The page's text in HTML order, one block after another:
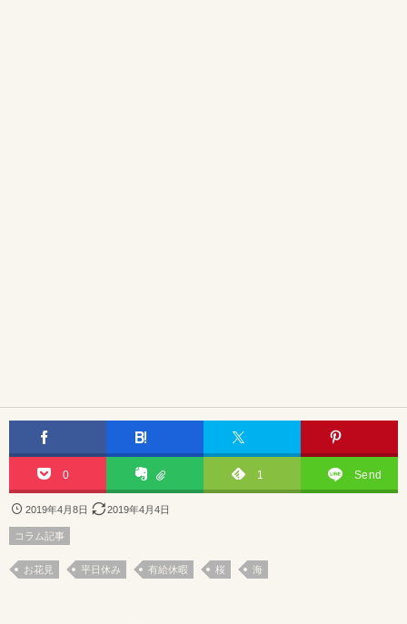
0 1 Send
2019年4月8日 2019年4月4日
コラム記事
お花見 平日休み 有給休暇 桜 海